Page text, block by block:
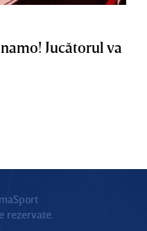
Jucătorul va
rezervate.